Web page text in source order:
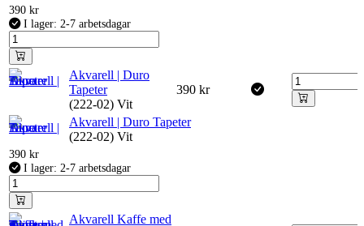
390 kr
I lager: 2-7 arbetsdagar
Akvarell | Duro
Tapeter
(222-02) Vit
390 kr
Akvarell | Duro Tapeter
(222-02) Vit
390 kr
I lager: 2-7 arbetsdagar
Akvarell Kaffe med